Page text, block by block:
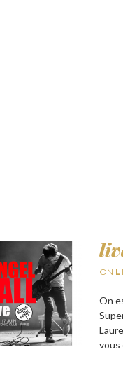
ON
On
vous